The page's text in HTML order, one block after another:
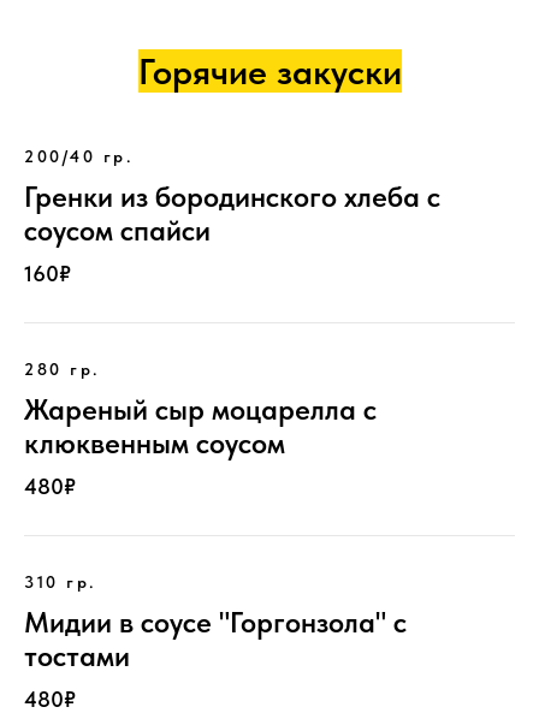
Горячие закуски
200/40 гр.
Гренки из бородинского хлеба с
соусом спайси
160₽
280 гр.
Жареный сыр моцарелла с
клюквенным соусом
480₽
310 гр.
Мидии в соусе "Горгонзола" с
тостами
480₽